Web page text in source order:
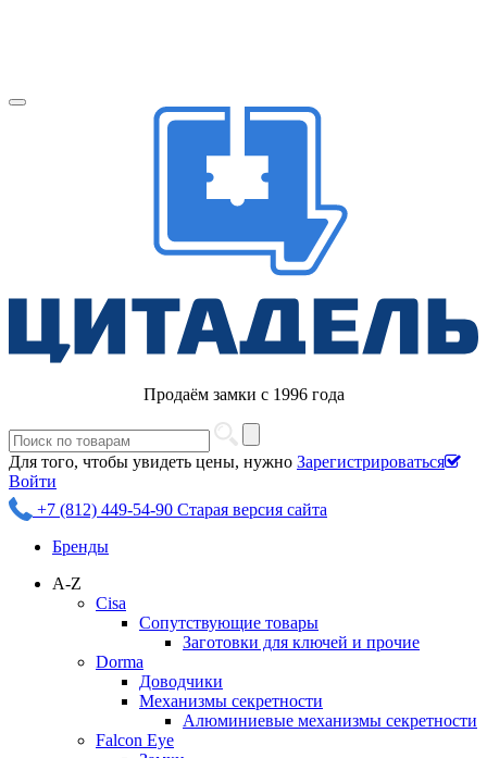
Продаём замки с 1996 года
Для того, чтобы увидеть цены, нужно Зарегистрироваться
Войти
+7 (812) 449-54-90 Старая версия сайта
Бренды
A-Z
Cisa
Сопутствующие товары
Заготовки для ключей и прочие
Dorma
Доводчики
Механизмы секретности
Алюминиевые механизмы секретности
Falcon Eye